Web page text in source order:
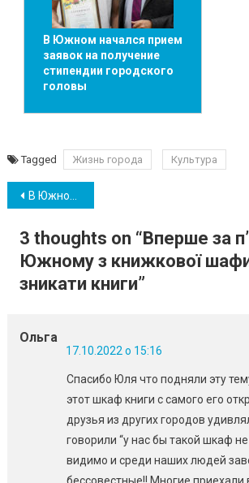
В Южном начался прием
заявок на получение
стипендии городского
головы
Tagged Жизнь города Культура
Навігація
записів
В Южному увімкнуть вуличне освітлення за новим графіком
3 thoughts on “Вперше за
Южному з книжкової
зникати книги”
Ольга
17.10.2022 о 15:16
Спасибо Юля что подняли эту
этот шкаф книги с самого его
друзья из других городов
говорили “у нас бы такой шкаф
видимо и среди наших людей
бессовестные!! Многие приехали